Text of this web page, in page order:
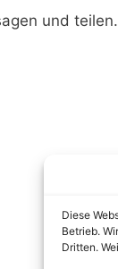
Diese
Betrieb.
Dritten.
und